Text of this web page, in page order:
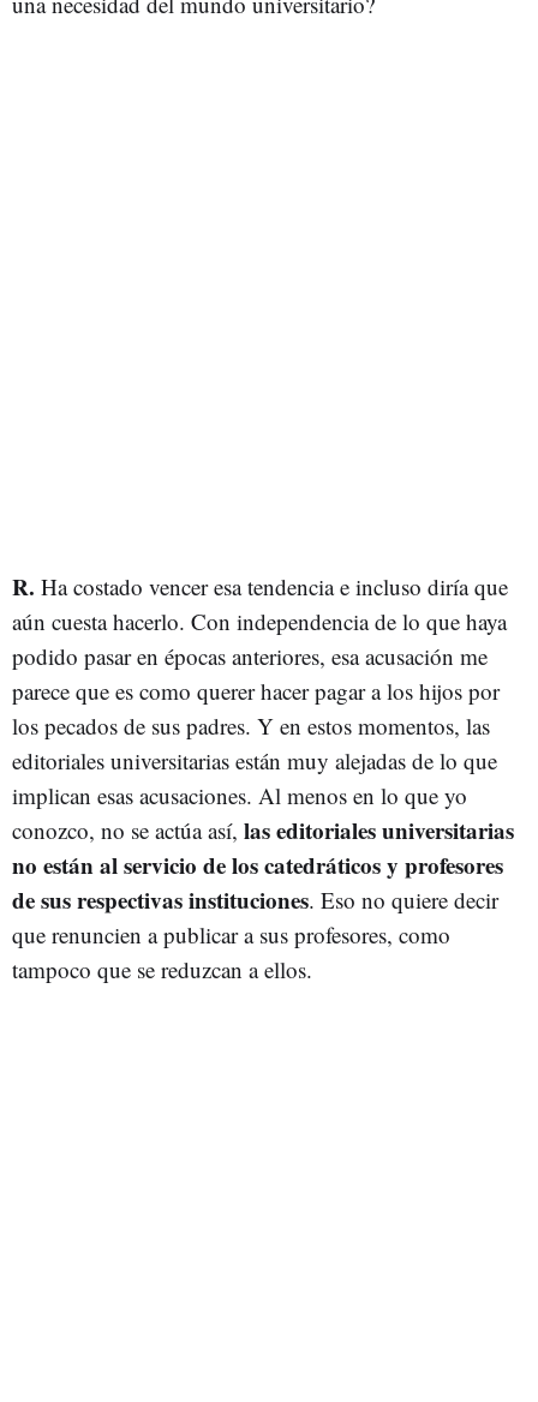
R. Ha costado vencer esa tendencia e incluso diría que
aún cuesta hacerlo. Con independencia de lo que haya
podido pasar en épocas anteriores, esa acusación me
parece que es como querer hacer pagar a los hijos por
los pecados de sus padres. Y en estos momentos, las
editoriales universitarias están muy alejadas de lo que
implican esas acusaciones. Al menos en lo que yo
conozco, no se actúa así, las editoriales universitarias
no están al servicio de los catedráticos y profesores
de sus respectivas instituciones. Eso no quiere decir
que renuncien a publicar a sus profesores, como
tampoco que se reduzcan a ellos.